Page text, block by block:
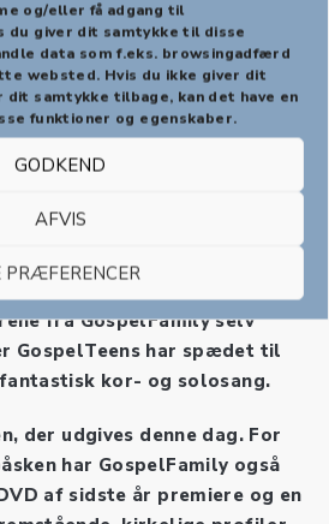
og/eller få adgang til
du giver dit samtykke til disse
data som f.eks. browsingadfærd
websted. Hvis du ikke giver dit
samtykke tilbage, kan det have en
funktioner og egenskaber.
GODKEND
AFVIS
PRÆFERENCER
til årets påske-cd
rettet til og
år til stående ovationer.
og producere har
mikset musikken og
fra GospelFamily selv
GospelTeens har spædet til
kor- og solosang.
der udgives denne dag. For
har GospelFamily også
af sidste år premiere og en